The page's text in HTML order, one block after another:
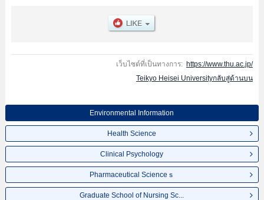
ที่,การเดินทางเป็นต้นไว้ด้วยดังนั้นขอเชิญใช้บริการค้นหาข้อมูลตามอัธยาศัย
เว็บไซต์ที่เป็นทางการ: https://www.thu.ac.jp/
Teikyo Heisei Universityกลับสู่ด้านบน
Environmental Information
Health Science
Clinical Psychology
Pharmaceutical Scienceｓ
Graduate School of Nursing Sc...